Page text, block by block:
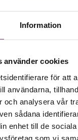
Information
använder cookies
för att
användarna,
och analysera vår
sådana
enhet till de
som vi